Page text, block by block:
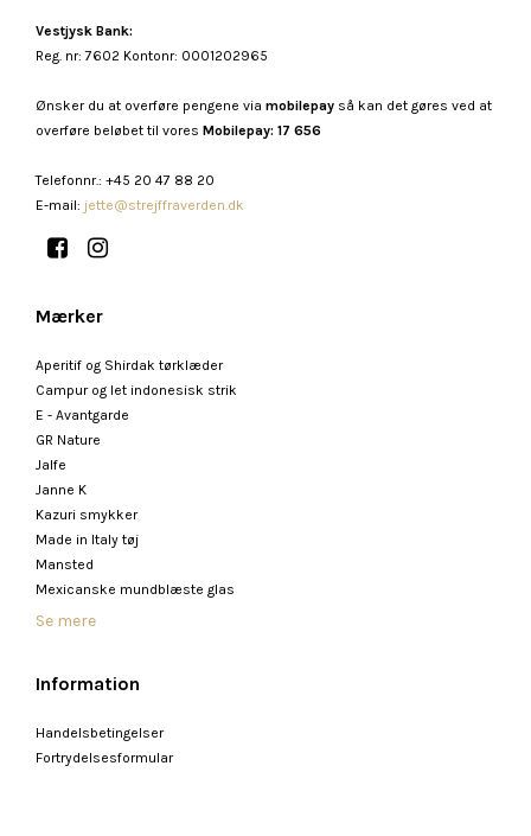
Vestjysk Bank:
Reg. nr: 7602 Kontonr: 0001202965
Ønsker du at overføre pengene via mobilepay så kan det gøres ved at
overføre beløbet til vores Mobilepay: 17 656
Telefonnr.: +45 20 47 88 20
E-mail: jette@strejffraverden.dk
Mærker
Aperitif og Shirdak tørklæder
Campur og let indonesisk strik
E - Avantgarde
GR Nature
Jalfe
Janne K
Kazuri smykker
Made in Italy tøj
Mansted
Mexicanske mundblæste glas
Se mere
Information
Handelsbetingelser
Fortrydelsesformular